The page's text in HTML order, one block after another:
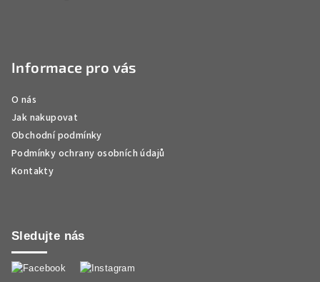
Informace pro vás
O nás
Jak nakupovat
Obchodní podmínky
Podmínky ochrany osobních údajů
Kontakty
Sledujte nás